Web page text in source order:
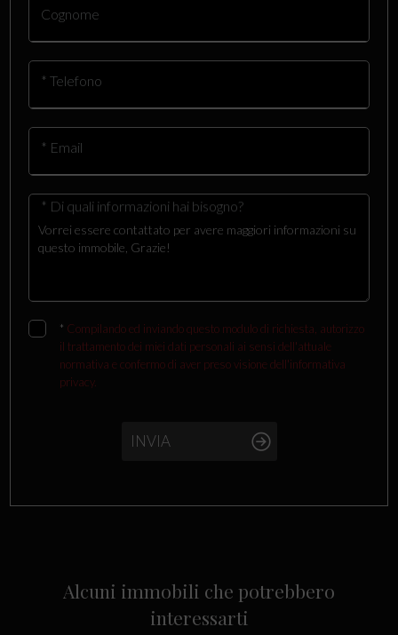
Cognome
* Telefono
* Email
* Di quali informazioni hai bisogno?
* Compilando ed inviando questo modulo di richiesta, autorizzo
il trattamento dei miei dati personali ai sensi dell'attuale
normativa e confermo di aver preso visione dell'informativa
privacy.
INVIA
Alcuni immobili che potrebbero
interessarti